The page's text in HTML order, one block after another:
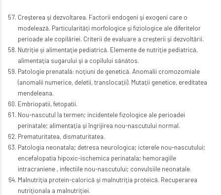
Creşterea şi dezvoltarea. Factorii endogeni şi exogeni care o
modelează. Particularităţi morfologice şi fiziologice ale diferitelor
perioade ale copilăriei. Criterii de evaluare a creşterii şi dezvoltării.
Nutriţie şi alimentaţie pediatrică. Elemente de nutriţie pediatrică,
alimentaţia sugarului şi a copilului sănătos.
Patologie prenatală: noţiuni de genetică. Anomalii cromozomiale
(anomalii numerice, deletii, translocaţii). Mutaţii genetice, ereditatea
mendeleana.
Embriopatii, fetopatii.
Nou-nascutul la termen; incidentele fizologice ale perioadei
perinatale; alimentaţia şi îngrijirea nou-nascutului normal.
Prematuritatea, dismaturitatea.
Patologia neonatala; detresa neurologica; icterele nou-nascutului;
encefalopatia hipoxic-ischemica perinatala; hemoragiile
intracraniene , infectiile nou-nascutului; convulsiile neonatale.
Malnutriţia protein-calorică şi malnutriţia proteică. Recuperarea
nutriţionala a malnutriţiei.